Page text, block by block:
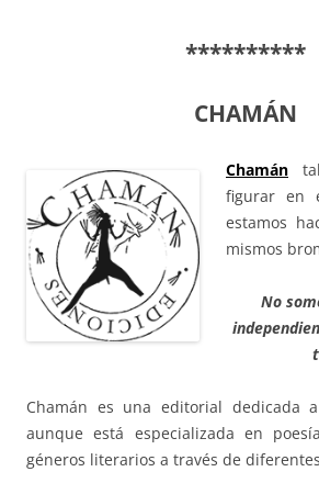
**********
CHAMÁN
Chamán
figurar en
estamos
mismos
No
Chamán es una editorial dedicada
aunque está especializada en
géneros literarios a través de